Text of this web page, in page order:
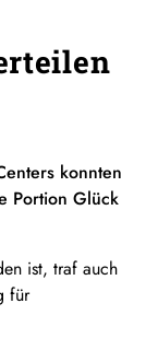
konnten
Portion Glück
ist, traf auch
für